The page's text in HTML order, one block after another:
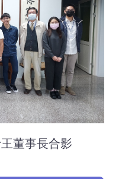
董事長合影